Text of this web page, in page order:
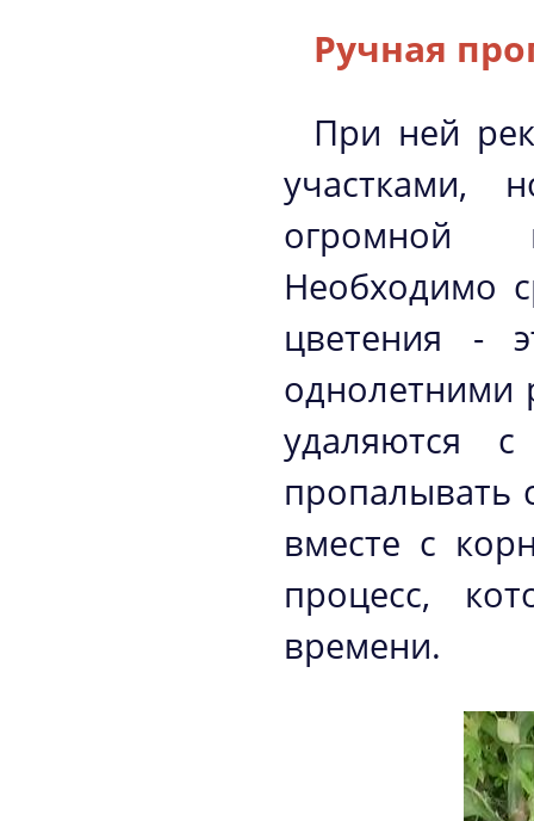
Ручная
При ней
участками,
огромной
Необходимо
цветения -
однолетними
удаляются
пропалывать
вместе с
процесс,
времени.